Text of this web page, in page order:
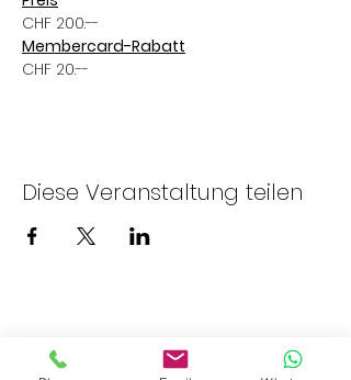
CHF 200.--
Membercard-Rabatt
CHF 20.--
Diese Veranstaltung teilen